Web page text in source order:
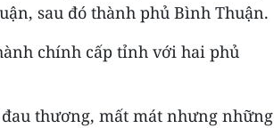
sau đó thành phủ Bình Thuận.
chính cấp tỉnh với hai phủ
thương, mất mát nhưng những